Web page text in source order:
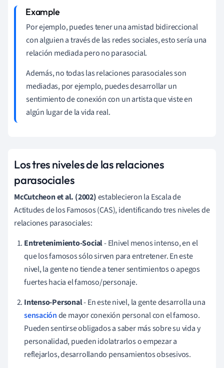
Por ejemplo, puedes tener una amistad bidireccional
con alguien a través de las redes sociales, esto sería una
relación mediada pero no parasocial.
Además, no todas las relaciones parasociales son
mediadas, por ejemplo, puedes desarrollar un
sentimiento de conexión con un artista que viste en
algún lugar de la vida real.
Los tres niveles de las relaciones
parasociales
McCutcheon et al. (2002)establecieron la Escala de
Actitudes de los Famosos (CAS), identificando tres niveles de
relaciones parasociales:
Entretenimiento-Social- Elnivel menos intenso, en el
que los famosos sólo sirven para entretener. En este
nivel, la gente no tiende a tener sentimientos o apegos
fuertes hacia el famoso/personaje.
Intenso-Personal-En estenivel, la gente desarrolla una
sensaciónde mayor conexión personal con el famoso.
Pueden sentirse obligados a saber más sobre su vida y
personalidad, pueden idolatrarlos o empezar a
reflejarlos, desarrollando pensamientos obsesivos.